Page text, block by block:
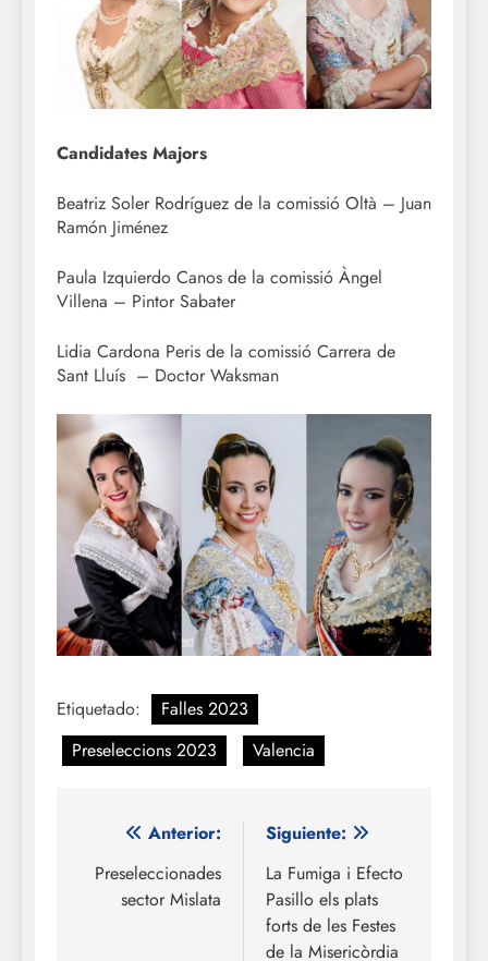
Candidates Majors
Beatriz Soler Rodríguez de la comissió Oltà – Juan
Ramón Jiménez
Paula Izquierdo Canos de la comissió Àngel
Villena – Pintor Sabater
Lidia Cardona Peris de la comissió Carrera de
Sant Lluís – Doctor Waksman
Etiquetado:
Falles 2023
Preseleccions 2023
Valencia
Navegación
de
entradas
Anterior:
Preseleccionades
sector Mislata
Siguiente:
La Fumiga i Efecto
Pasillo els plats
forts de les Festes
de la Misericòrdia